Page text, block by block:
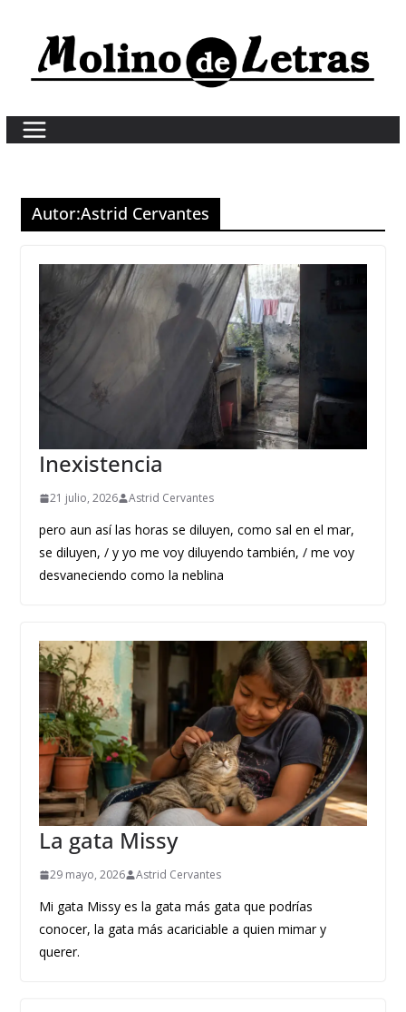
content
Autor:Astrid Cervantes
Inexistencia
21 julio, 2026 Astrid Cervantes
pero aun así las horas se diluyen, como sal en el mar,
se diluyen, / y yo me voy diluyendo también, / me voy
desvaneciendo como la neblina
La gata Missy
29 mayo, 2026 Astrid Cervantes
Mi gata Missy es la gata más gata que podrías
conocer, la gata más acariciable a quien mimar y
querer.